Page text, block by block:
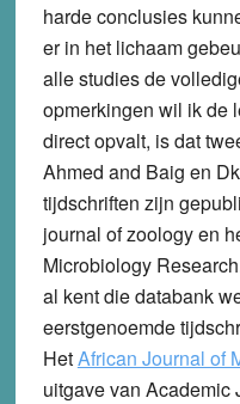
harde conclusies
er in het lichaam
alle studies de
opmerkingen wil ik de
direct opvalt, is dat
Ahmed and Baig en
tijdschriften zijn
journal of zoology en
Microbiology
al kent die databank
eerstgenoemde
HetAfrican Journal of
uitgave van Academic